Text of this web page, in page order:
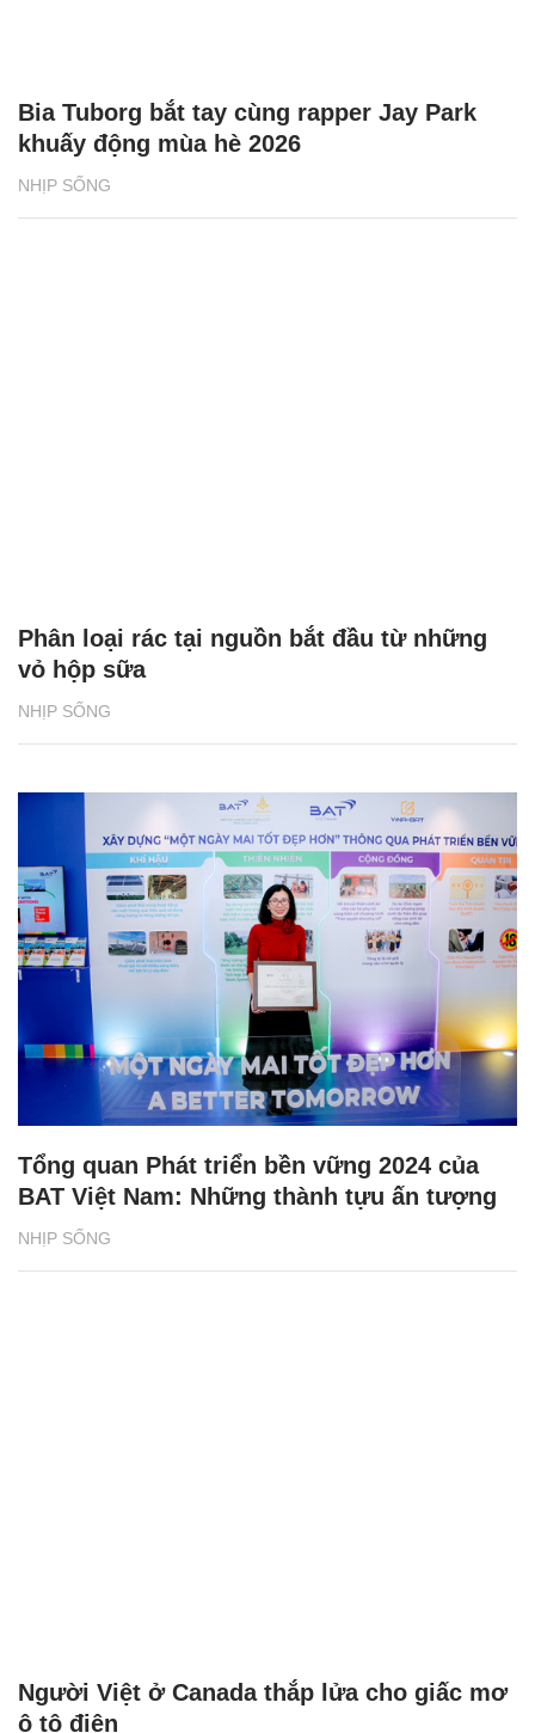
NHỊP SỐNG
Bia Tuborg bắt tay cùng rapper Jay Park
khuấy động mùa hè 2026
NHỊP SỐNG
Phân loại rác tại nguồn bắt đầu từ những
vỏ hộp sữa
NHỊP SỐNG
Tổng quan Phát triển bền vững 2024 của
BAT Việt Nam: Những thành tựu ấn tượng
Người Việt ở Canada thắp lửa cho giấc mơ
ô tô điện